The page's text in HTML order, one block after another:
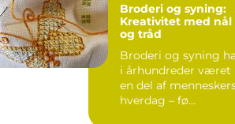
Broderi og syning:
Kreativitet med nål
og tråd
Broderi og syning
i århundreder været
en del af
hverdag – fø...